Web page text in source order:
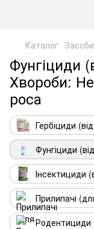
Каталог
Фунгіциди
Хвороби:
роса
Гербіциди
Фунгіциди
Інсектициди
Прилипачі
Родентициди